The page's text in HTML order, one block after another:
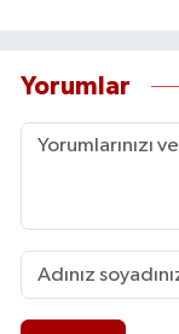
Yorumlar